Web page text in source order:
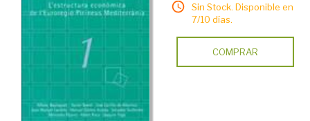
Sin Stock. Disponible en
7/10 días.
COMPRAR